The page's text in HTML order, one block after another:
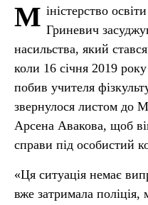
М іністерство
Гриневич
насильства, який
коли 16 січня 2019
побив учителя
звернулося листом до
Арсена Авакова, щоб
справи під особистий
«Ця ситуація немає
вже затримала поліція,